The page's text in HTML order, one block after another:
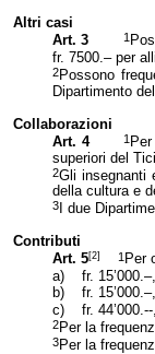
Altri casi
Art. 3
1
fr. 7500.– per
2Possono
Dipartimento
Collaborazioni
Art. 4
1
superiori del
2Gli insegnanti
della cultura e
3
I due
Contributi
Art. 5[2] 1 Per
a)
fr.
b)
fr.
c)
fr.
2Per la
3Per la